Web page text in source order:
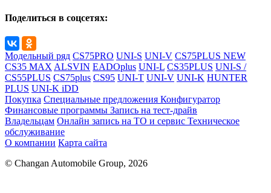
Поделиться в соцсетях:
Модельный ряд CS75PRO UNI-S UNI-V CS75PLUS NEW
CS35 MAX ALSVIN EADOplus UNI-L CS35PLUS UNI-S /
CS55PLUS CS75plus CS95 UNI-T UNI-V UNI-K HUNTER
PLUS UNI-K iDD
Покупка Специальные предложения Конфигуратор
Финансовые программы Запись на тест-драйв
Владельцам Онлайн запись на ТО и сервис Техническое
обслуживание
О компании Карта сайта
© Changan Automobile Group, 2026